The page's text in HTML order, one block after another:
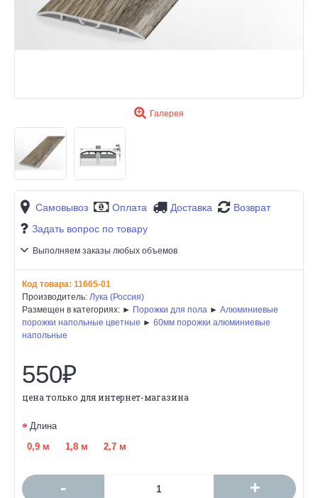
Галерея
Самовывоз Оплата Доставка
Возврат
Задать вопрос по товару
Выполняем заказы любых объемов
Код товара: 11665-01
Производитель: Лука (Россия)
Размещен в категориях: ► Порожки для пола ► Алюминиевые
порожки напольные цветные ► 60мм порожки алюминиевые
напольные
550₽
цена только для интернет-магазина
Длина
0,9 м
1,8 м 2,7 м
- +